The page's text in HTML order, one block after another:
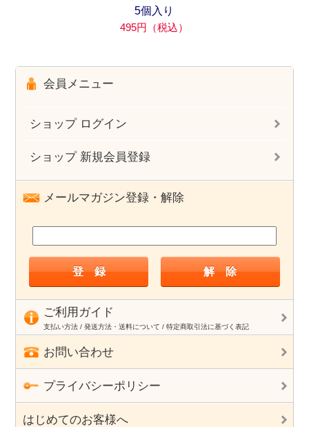
5個入り
495円（税込）
会員メニュー
ショップ ログイン
ショップ 新規会員登録
メールマガジン登録・解除
ご利用ガイド
支払い方法 / 発送方法・送料について / 特定商取引法に基づく表記
お問い合わせ
プライバシーポリシー
はじめてのお客様へ